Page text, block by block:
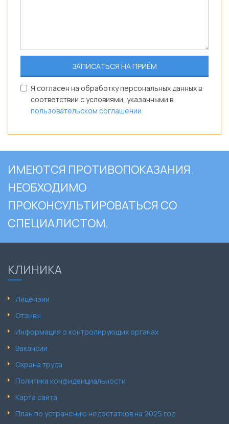
Я согласен на обработку персональных данных в
соответствии с условиями, указанными в
пользовательском соглашении
ИМЕЮТСЯ ПРОТИВОПОКАЗАНИЯ.
НЕОБХОДИМО
ПРОКОНСУЛЬТИРОВАТЬСЯ СО
СПЕЦИАЛИСТОМ.
КЛИНИКА
Лицензии
Отзывы
Информация о контролирующих органах
Вакансии
Охрана труда
Политика конфиденциальности
Карта сайта
План по устранению недостатков на 2025 год